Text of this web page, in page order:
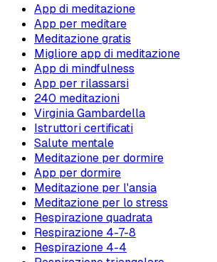
App di meditazione
App per meditare
Meditazione gratis
Migliore app di meditazione
App di mindfulness
App per rilassarsi
240 meditazioni
Virginia Gambardella
Istruttori certificati
Salute mentale
Meditazione per dormire
App per dormire
Meditazione per l'ansia
Meditazione per lo stress
Respirazione quadrata
Respirazione 4-7-8
Respirazione 4-4